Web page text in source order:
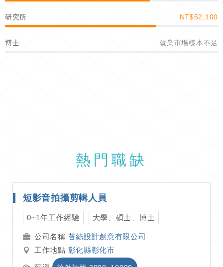
研究所 NT$52,100
博士 就業市場樣本不足
熱門職缺
短影音拍攝剪輯人員
0~1年工作經驗 大學、碩士、博士
苔絲設計創意有限公司
工作地點 彰化縣彰化市